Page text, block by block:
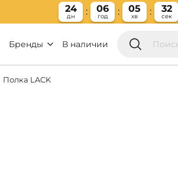
24
дн
06
год
05
хв
31
сек
Бренды В наличии
Полка LACK